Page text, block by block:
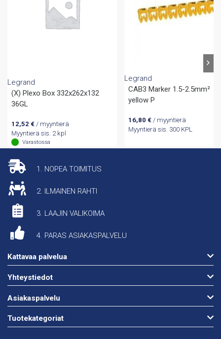
Legrand
(X) Plexo Box 332x262x132
36GL
12,52 €/ myyntierä
Myyntierä sis. 2 kpl
Varastossa
Legrand
CAB3 Marker 1.5-2.5mm²
yellow P
16,80 € / myyntierä
Myyntierä sis. 300 KPL
1. NOPEA TOIMITUS
2. ILMAINEN RAHTI
3. LAAJIN VALIKOIMA
4. PARAS ASIAKASPALVELU
Kattavaa palvelua
Yhteystiedot
Asiakaspalvelu
Tuotekategoriat